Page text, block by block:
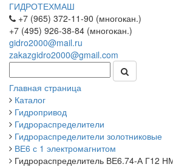
ГИДРОТЕХМАШ
+7 (965) 372-11-90 (многокан.)
+7 (495) 926-38-84 (многокан.)
gidro2000@mail.ru
zakazgidro2000@gmail.com
Главная страница
Каталог
Гидропривод
Гидрораспределители
Гидрораспределители золотниковые
ВЕ6 с 1 электромагнитом
Гидрораспределитель ВЕ6.74-А Г12